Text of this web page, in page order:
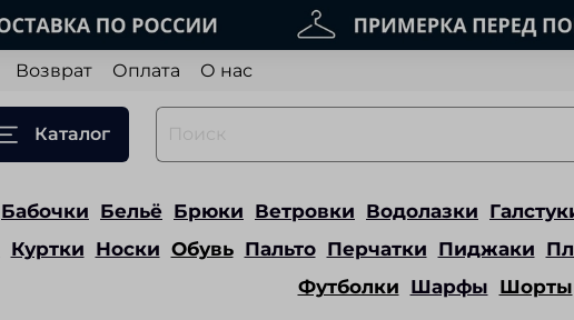
Возврат Оплата О нас
Каталог
Бабочки Бельё Брюки Ветровки Водолазки
Куртки Носки Обувь Пальто Перчатки Пиджаки
Футболки Шарфы Шорты